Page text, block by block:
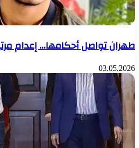
طهران تواصل أحكامها… إعدام مرتبط
03.05.2026